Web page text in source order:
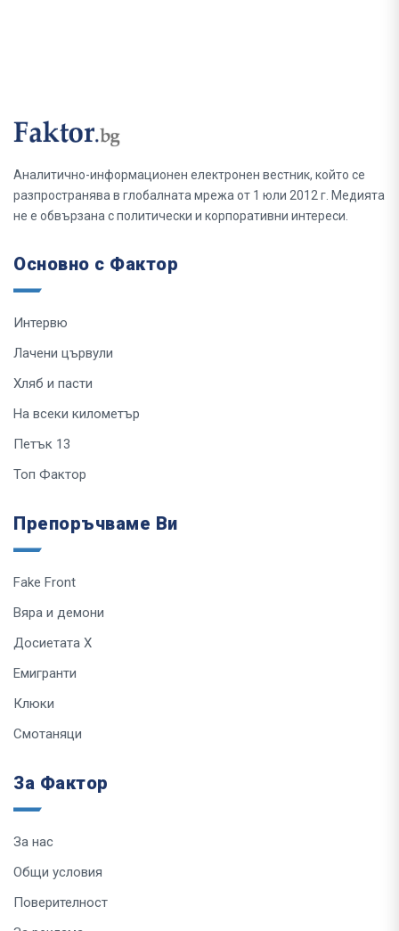
Аналитично-информационен електронен вестник, който се
разпространява в глобалната мрежа от 1 юли 2012 г. Медията
не е обвързана с политически и корпоративни интереси.
Основно с Фактор
Интервю
Лачени цървули
Хляб и пасти
На всеки километър
Петък 13
Топ Фактор
Препоръчваме Ви
Fake Front
Вяра и демони
Досиетата Х
Емигранти
Клюки
Смотаняци
За Фактор
За нас
Общи условия
Поверителност